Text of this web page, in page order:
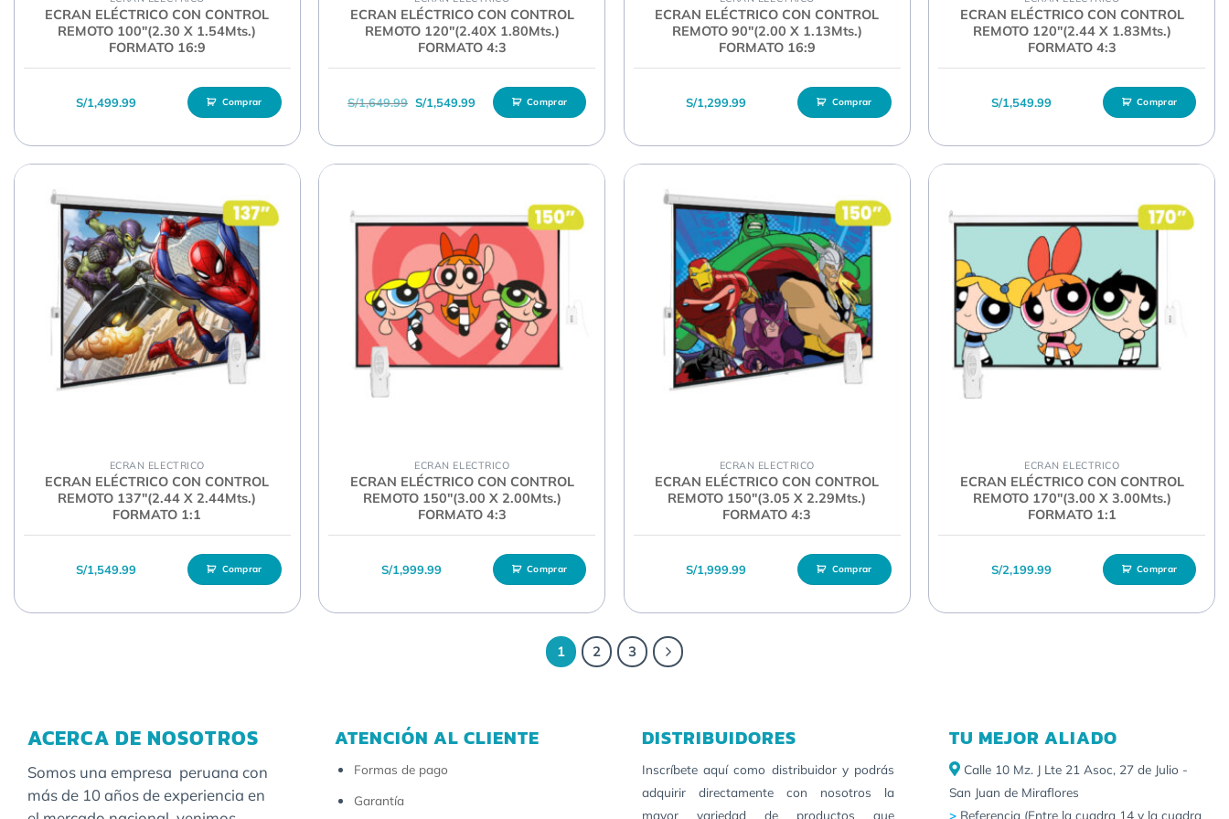
ECRAN ELÉCTRICO CON CONTROL
REMOTO 100″(2.30 X 1.54Mts.)
FORMATO 16:9
S/1,499.99 Comprar
ECRAN ELÉCTRICO CON CONTROL
REMOTO 120″(2.40X 1.80Mts.)
FORMATO 4:3
S/1,649.99 El precio original era: S/1,649.99.
S/1,549.99El precio actual es: S/1,549.99.
Comprar
ECRAN ELÉCTRICO CON CONTROL
REMOTO 90″(2.00 X 1.13Mts.)
FORMATO 16:9
S/1,299.99 Comprar
ECRAN ELÉCTRICO CON CONTROL
REMOTO 120″(2.44 X 1.83Mts.)
FORMATO 4:3
S/1,549.99 Comprar
ECRAN ELECTRICO
ECRAN ELÉCTRICO CON CONTROL
REMOTO 137″(2.44 X 2.44Mts.)
FORMATO 1:1
S/1,549.99 Comprar
ECRAN ELECTRICO
ECRAN ELÉCTRICO CON CONTROL
REMOTO 150″(3.00 X 2.00Mts.)
FORMATO 4:3
S/1,999.99 Comprar
ECRAN ELECTRICO
ECRAN ELÉCTRICO CON CONTROL
REMOTO 150″(3.05 X 2.29Mts.)
FORMATO 4:3
S/1,999.99 Comprar
ECRAN ELECTRICO
ECRAN ELÉCTRICO CON CONTROL
REMOTO 170″(3.00 X 3.00Mts.)
FORMATO 1:1
S/2,199.99 Comprar
1 2 3
ACERCA DE NOSOTROS
Somos una empresa peruana con
más de 10 años de experiencia en
ATENCIÓN AL CLIENTE
Formas de pago
Garantía
DISTRIBUIDORES
Inscríbete aquí como distribuidor y podrás
adquirir directamente con nosotros la
mayor variedad de productos que
TU MEJOR ALIADO
Calle 10 Mz. J Lte 21 Asoc, 27 de Julio -
San Juan de Miraflores
> Referencia (Entre la cuadra 14 y la cuadra